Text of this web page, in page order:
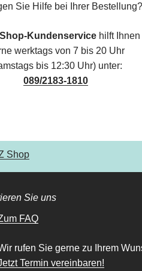
Sie Hilfe bei Ihrer Bestellung?
Shop-Kundenservice hilft Ihnen
werktags von 7 bis 20 Uhr
bis 12:30 Uhr) unter:
089/2183-1810
Shop
Sie uns
FAQ
rufen Sie gerne zu Ihrem
Termin vereinbaren!